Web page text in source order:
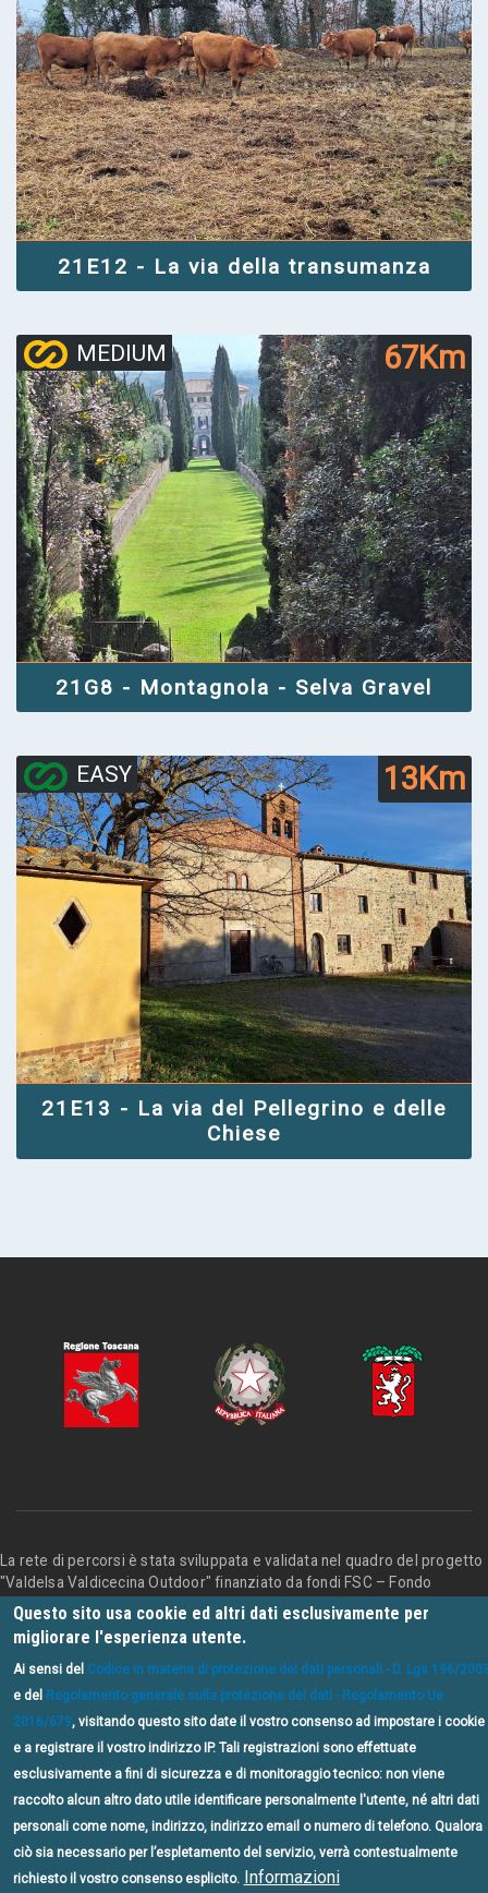
21E12 - La via della transumanza
MEDIUM 67Km
21G8 - Montagnola - Selva Gravel
EASY 13Km
21E13 - La via del Pellegrino e delle
Chiese
La rete di percorsi è stata sviluppata e validata nel quadro del progetto
"Valdelsa Valdicecina Outdoor" finanziato da fondi FSC – Fondo
Sviluppo e Coesione della Regione Toscana, in collaborazione con
di Siena LAB srl
Privacy
Questo sito usa cookie ed altri dati esclusivamente per
migliorare l'esperienza utente.
Ai sensi del Codice in materia di protezione dei dati personali - D. Lgs 196/
e del Regolamento generale sulla protezione dei dati - Regolamento Ue
2016/679, visitando questo sito date il vostro consenso ad impostare i cookie
e a registrare il vostro indirizzo IP. Tali registrazioni sono effettuate
esclusivamente a fini di sicurezza e di monitoraggio tecnico: non viene
raccolto alcun altro dato utile identificare personalmente l'utente, né altri dati
personali come nome, indirizzo, indirizzo email o numero di telefono. Qualora
ciò sia necessario per l’espletamento del servizio, verrà contestualmente
richiesto il vostro consenso esplicito. Informazioni